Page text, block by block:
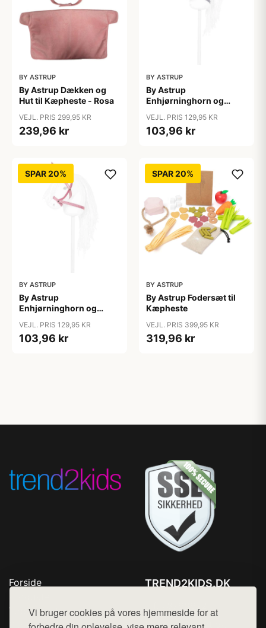
Vi bruger cookies på vores hjemmeside for at
BY ASTRUP
By Astrup Dækken og
Hut til Kæpheste - Rosa
VEJL. PRIS 299,95 KR
239,96 kr
BY ASTRUP
By Astrup
Enhjørninghorn og
VEJL. PRIS 129,95 KR
103,96 kr
SPAR 20%
BY ASTRUP
By Astrup
Enhjørninghorn og
VEJL. PRIS 129,95 KR
103,96 kr
SPAR 20%
BY ASTRUP
By Astrup Fodersæt til
Kæpheste
VEJL. PRIS 399,95 KR
319,96 kr
Forside
Top Rabatter
Blog
TREND2KIDS.DK
Mail: hej@want.dk